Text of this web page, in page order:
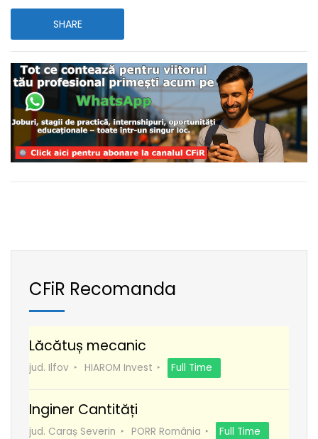
SHARE
CFiR Recomanda
Lăcătuș mecanic
jud. Ilfov HIAROM Invest Full Time
Inginer Cantități
jud. Caraș Severin PORR România Full Time